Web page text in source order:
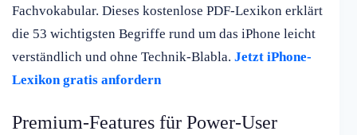
Fachvokabular. Dieses kostenlose PDF-Lexikon erklärt
die 53 wichtigsten Begriffe rund um das iPhone leicht
verständlich und ohne Technik-Blabla. Jetzt iPhone-
Lexikon gratis anfordern
Premium-Features für Power-User